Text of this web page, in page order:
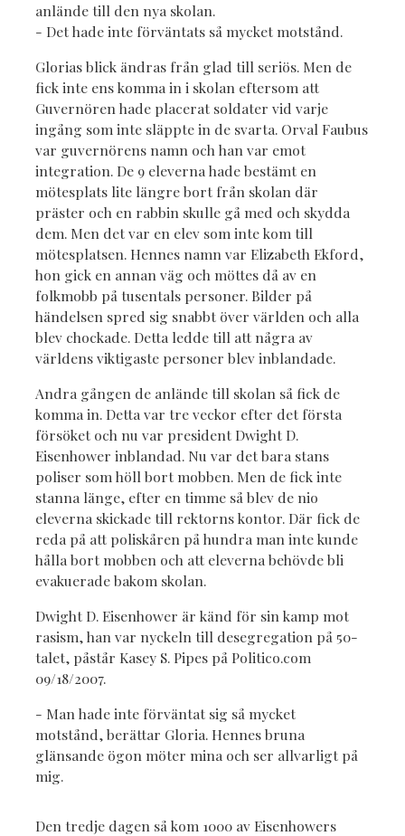
anlände till den nya skolan.
- Det hade inte förväntats så mycket motstånd.
Glorias blick ändras från glad till seriös. Men de
fick inte ens komma in i skolan eftersom att
Guvernören hade placerat soldater vid varje
ingång som inte släppte in de svarta. Orval Faubus
var guvernörens namn och han var emot
integration. De 9 eleverna hade bestämt en
mötesplats lite längre bort från skolan där
präster och en rabbin skulle gå med och skydda
dem. Men det var en elev som inte kom till
mötesplatsen. Hennes namn var Elizabeth Ekford,
hon gick en annan väg och möttes då av en
folkmobb på tusentals personer. Bilder på
händelsen spred sig snabbt över världen och alla
blev chockade. Detta ledde till att några av
världens viktigaste personer blev inblandade.
Andra gången de anlände till skolan så fick de
komma in. Detta var tre veckor efter det första
försöket och nu var president Dwight D.
Eisenhower inblandad. Nu var det bara stans
poliser som höll bort mobben. Men de fick inte
stanna länge, efter en timme så blev de nio
eleverna skickade till rektorns kontor. Där fick de
reda på att poliskåren på hundra man inte kunde
hålla bort mobben och att eleverna behövde bli
evakuerade bakom skolan.
Dwight D. Eisenhower är känd för sin kamp mot
rasism, han var nyckeln till desegregation på 50-
talet, påstår Kasey S. Pipes på Politico.com
09/18/2007.
- Man hade inte förväntat sig så mycket
motstånd, berättar Gloria. Hennes bruna
glänsande ögon möter mina och ser allvarligt på
mig.
Den tredje dagen så kom 1000 av Eisenhowers